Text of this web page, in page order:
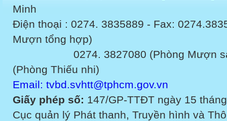
Minh
Điện thoại : 0274. 3835889 - Fax:
Mượn tổng hợp)
0274. 3827080 (Phòng Mượn sách
(Phòng Thiếu nhi)
Email: tvbd.svhtt@tphcm.gov.vn
Giấy phép số: 147/GP-TTĐT ngày 15
Cục quản lý Phát thanh, Truyền hình và